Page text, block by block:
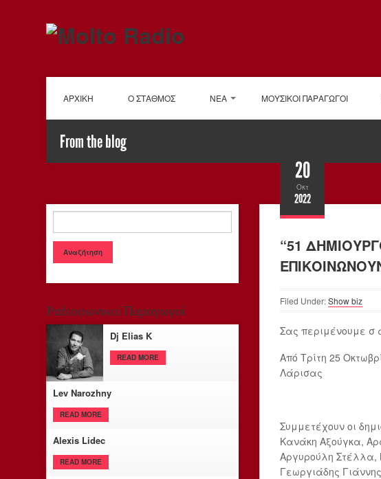
ΑΡΧΙΚΗ Ο ΣΤΑΘΜΟΣ ΝΕΑ ΜΟΥΣΙΚΟΙ ΠΑΡΑΓΩΓΟΙ
From the blog
Ραδιοφωνικοί Παραγωγοί
Dj Elias K
READ MORE
Lev Narozhny
READ MORE
Alexis Lidec
READ MORE
20
Οκτ
2022
“51
Filed Under:Show biz
Σας περιμένουμε σ
Από Τρίτη 25
Λάρισας
Συμμετέχουν οι
Κανάκη Αξούγκα,
Αργυρούλη Στέλλα,
Γεωργιάδης